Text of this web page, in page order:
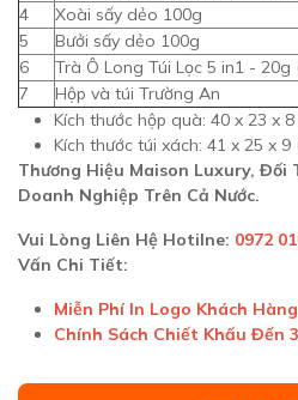
4
Xoài sấy dẻo 100g
5
Bưởi sấy dẻo 100g
6
Trà Ô Long Túi Lọc 5 in1 - 20g
7
Hộp và túi Trường An
Kích thước hộp quà: 40 x 23 x 8
Kích thước túi xách: 41 x 25 x 9
Thương Hiệu Maison Luxury, Đối
Doanh Nghiệp Trên Cả Nước.
Vui Lòng Liên Hệ Hotilne: 0972
Vấn Chi Tiết:
Miễn Phí In Logo Khách
Chính Sách Chiết Khấu Đến